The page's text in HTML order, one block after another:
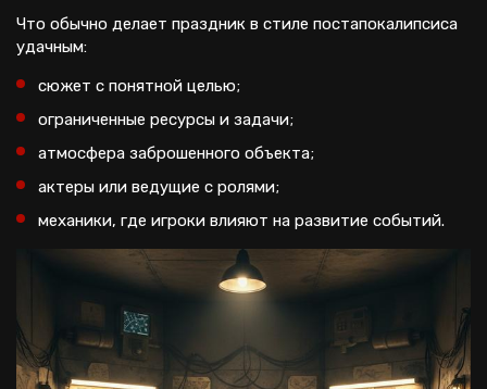
Что обычно делает праздник в стиле постапокалипсиса
удачным:
сюжет с понятной целью;
ограниченные ресурсы и задачи;
атмосфера заброшенного объекта;
актеры или ведущие с ролями;
механики, где игроки влияют на развитие событий.